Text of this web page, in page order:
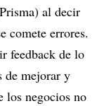
al decir
comete errores.
feedback de lo
de mejorar y
los negocios no